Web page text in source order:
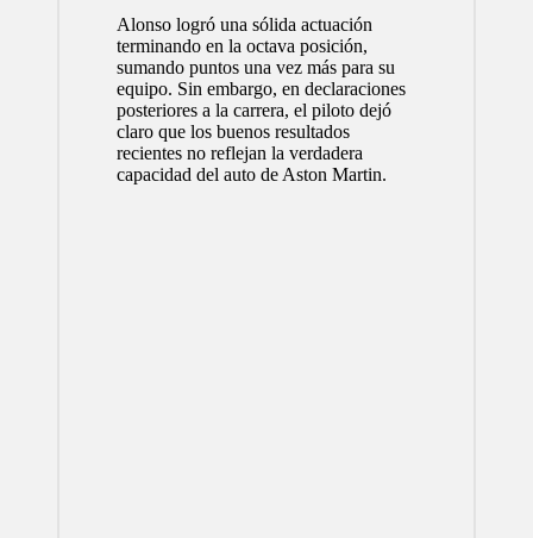
Alonso logró una sólida actuación
terminando en la octava posición,
sumando puntos una vez más para su
equipo. Sin embargo, en declaraciones
posteriores a la carrera, el piloto dejó
claro que los buenos resultados
recientes no reflejan la verdadera
capacidad del auto de Aston Martin.